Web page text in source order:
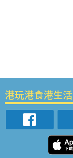
港玩港食港生活